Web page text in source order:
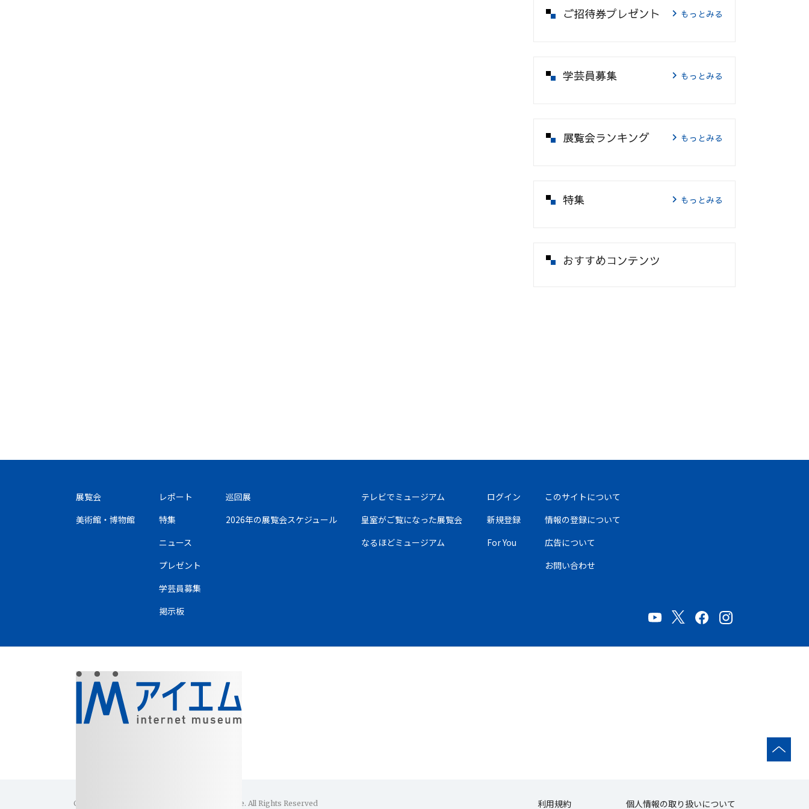
ご招待券プレゼント もっとみる
学芸員募集 もっとみる
展覧会ランキング もっとみる
特集 もっとみる
おすすめコンテンツ
展覧会
美術館・博物館
レポート
特集
ニュース
プレゼント
学芸員募集
掲示板
巡回展
2026年の展覧会スケジュール
テレビでミュージアム
皇室がご覧になった展覧会
なるほどミュージアム
ログイン
新規登録
For You
このサイトについて
情報の登録について
広告について
お問い合わせ
Copyright(C)1996-2026 Internet Museum Office. All Rights Reserved 利用規約 個人情報の取り扱いについて